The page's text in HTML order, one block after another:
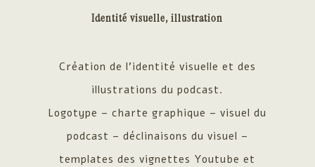
Identité visuelle, illustration
Création de l’identité visuelle et des
illustrations du podcast.
Logotype – charte graphique – visuel du
podcast – déclinaisons du visuel –
templates des vignettes Youtube et